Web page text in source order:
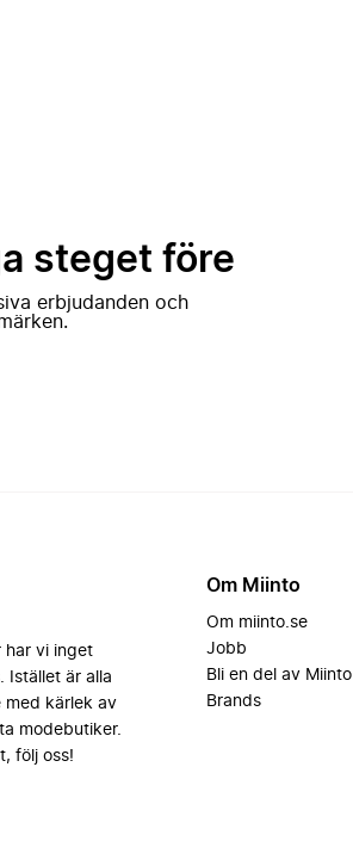
steget före
erbjudanden och
har vi inget
Istället är alla
med kärlek av
modebutiker.
följ oss!
Om Miinto
Om miinto.se
Jobb
Bli en del av Miinto
Brands